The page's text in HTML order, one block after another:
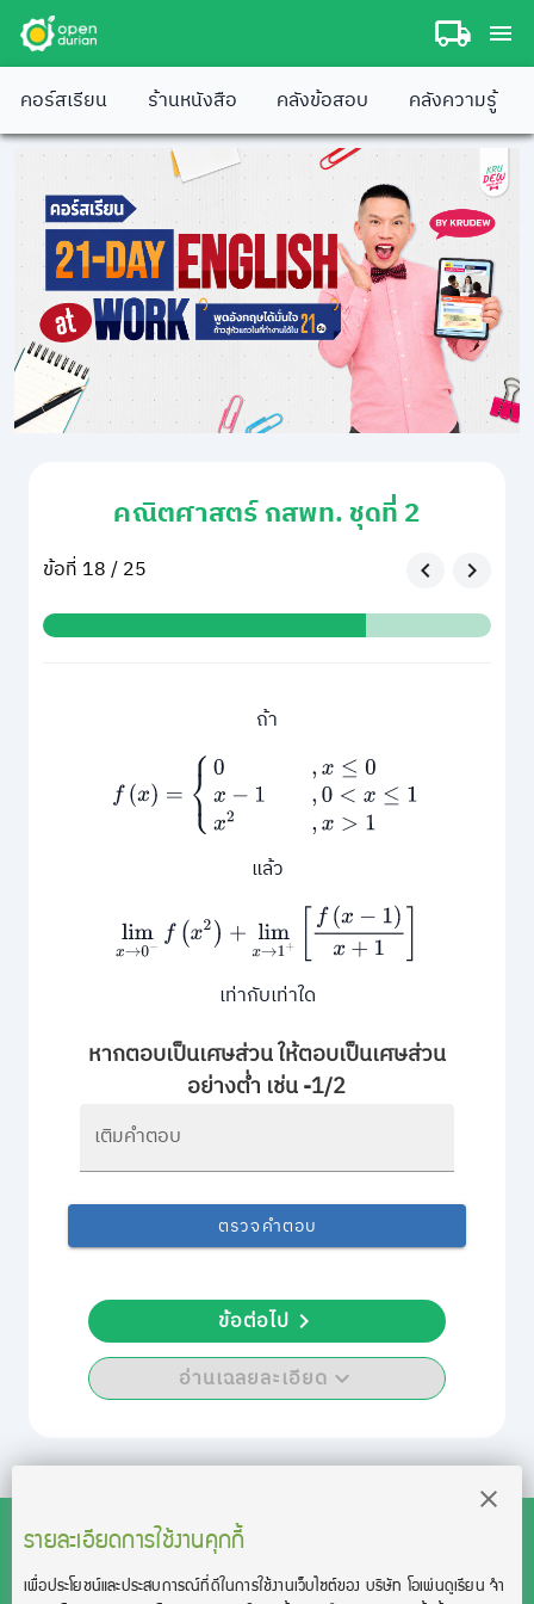
คอร์สเรียน ร้านหนังสือ คลังข้อสอบ คลังความรู้
คณิตศาสตร์ กสพท. ชุดที่ 2
ข้อที่ 18 / 25
ถ้า
0,x ≤ ≤1x 2, x>
แล้ว
limx →0 −f(x2 + limx→ +[f(x− 1) x+1
เท่ากับเท่าใด
หากตอบเป็นเศษส่วน ให้ตอบเป็นเศษส่วน
อย่างต่ำ เช่น -1/2
เติมคำตอบ
ตรวจคำตอบ
อ่านเฉลยละเอียด
ข้อต่อไป
รายละเอียดการใช้งานคุกกี้
เพื่อประโยชน์และประสบการณ์ที่ดีในการใช้งานเว็บไซต์ของ บริษัท โอเพ่นดูเรียน จํา